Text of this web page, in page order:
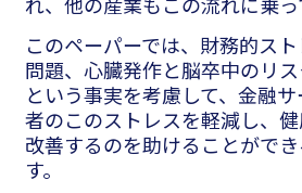
れ、他の産業もこの流れに乗っ
このペーパーでは、財務的ス
問題、心臓発作と脳卒中のリ
という事実を考慮して、金融
者のこのストレスを軽減し、
改善するのを助けることがで
す。